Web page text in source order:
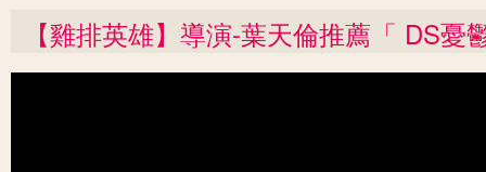
【雞排英雄】導演-葉天倫推薦「 DS憂